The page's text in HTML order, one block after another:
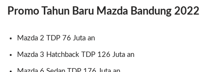
Promo Tahun Baru Mazda Bandung 2022
Mazda 2 TDP 76 Juta an
Mazda 3 Hatchback TDP 126 Juta an